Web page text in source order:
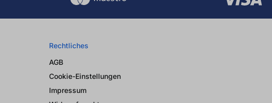
Rechtliches
AGB
Cookie-Einstellungen
Impressum